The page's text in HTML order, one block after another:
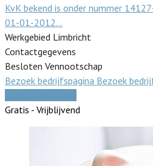
KvK bekend is onder nummer
01-01-2012…
Werkgebied Limbricht
Contactgegevens
Besloten Vennootschap
Bezoek bedrijfspagina Bezoek
Gratis - Vrijblijvend